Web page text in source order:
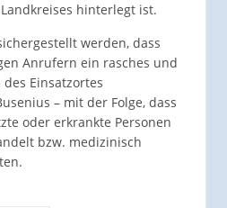
hinterlegt ist.
werden, dass
Anrufern ein rasches und
Einsatzortes
– mit der Folge, dass
oder erkrankte Personen
bzw. medizinisch